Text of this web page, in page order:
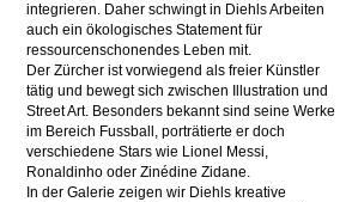
integrieren. Daher schwingt in Diehls Arbeiten
auch ein ökologisches Statement für
ressourcenschonendes Leben mit.
Der Zürcher ist vorwiegend als freier Künstler
tätig und bewegt sich zwischen Illustration und
Street Art. Besonders bekannt sind seine Werke
im Bereich Fussball, porträtierte er doch
verschiedene Stars wie Lionel Messi,
Ronaldinho oder Zinédine Zidane.
In der Galerie zeigen wir Diehls kreative